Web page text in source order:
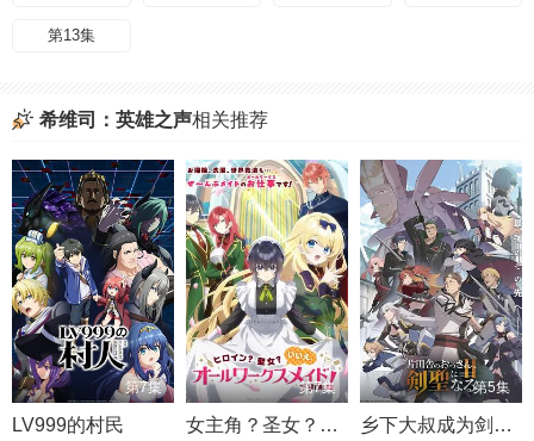
第13集
希维司：英雄之声相关推荐
第7集
LV999的村民
第7集
女主角？圣女？不，我是杂役女仆（自豪）
第5集
乡下大叔成为剑圣 第二季